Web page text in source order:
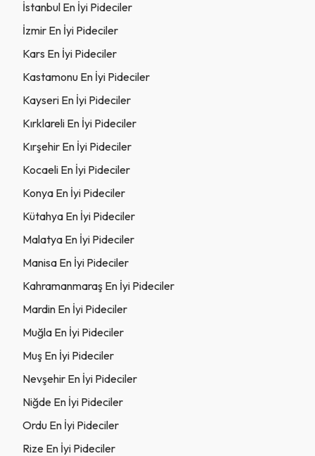
İstanbul En İyi Pideciler
İzmir En İyi Pideciler
Kars En İyi Pideciler
Kastamonu En İyi Pideciler
Kayseri En İyi Pideciler
Kırklareli En İyi Pideciler
Kırşehir En İyi Pideciler
Kocaeli En İyi Pideciler
Konya En İyi Pideciler
Kütahya En İyi Pideciler
Malatya En İyi Pideciler
Manisa En İyi Pideciler
Kahramanmaraş En İyi Pideciler
Mardin En İyi Pideciler
Muğla En İyi Pideciler
Muş En İyi Pideciler
Nevşehir En İyi Pideciler
Niğde En İyi Pideciler
Ordu En İyi Pideciler
Rize En İyi Pideciler